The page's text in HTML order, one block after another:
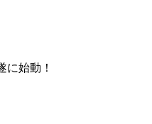
に始動！